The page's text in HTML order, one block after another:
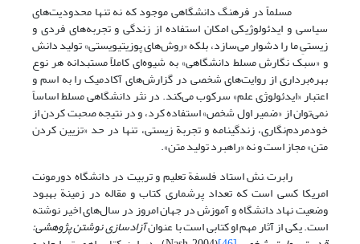
مسلماً در فرهنگ دانشگاهی موجود که نه تنها محدودیت‌های
سیاسی و ایدئولوژیکی امکان استفاده از زندگی و تجربه‌های فردی و
زیستیِ ما را دشوار می‌سازد، بلکه «روش‌های پوزیتیویستی» تولید دانش
و «سبک نگارش مسلط دانشگاهی» به شیوه‌ای کاملاً مستبدانه هر نوع
بهره‌برداری از روایت‌های شخصی در گزارش‌های آکادمیک را به اسم و
اعتبار «ایدئولوژی علم» سرکوب می‌کند. در نثر دانشگاهی مسلط اساساً
نمی‌توان از «ضمیر اول شخص» استفاده کرد، و در نتیجه صحبت کردن از
خودمردم‌نگاری، زندگینامه و تجربة زیستی، تنها در حد «تزیین کردن
متن» مجاز است و نه «راهبرد تولید متن».
رابرت َنش استاد فلسفة تعلیم و تربیت در دانشگاه دورمونت
امریکا کسی است که تعداد پرشماری کتاب و مقاله در زمینة بهبود
وضعیت نهاد دانشگاه و آموزش در جهان امروز در سال‌های اخیر نوشته
است. یکی از آثار مهم او کتابی است با عنوانآزادسازی نوشتن پژوهشی: